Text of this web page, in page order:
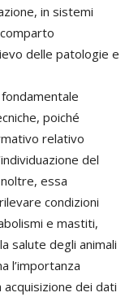
in sistemi
delle patologie e
poiché
relativo
del
essa
condizioni
e mastiti,
salute degli animali
l’importanza
dei dati